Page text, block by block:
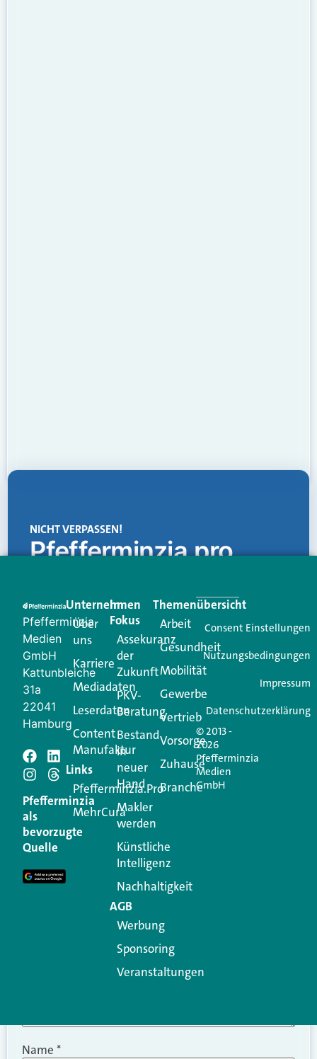
NICHT VERPASSEN!
Pfefferminzia.pro
Creator für Ihre Kundenkommunikation. Alles, was
Ihren Vertriebsalltag leichter macht. Mit nur einem
Login.
Jetzt anmelden
Schreiben Sie einen
Kommentar
Ihre E-Mail-Adresse wird nicht veröffentlicht.
Erforderliche Felder sind mit
Kommentar
Name *
Pfefferminzia
Medien
GmbH
Kattunbleiche
31a
22041
Hamburg
Pfefferminzia
als
bevorzugte
Quelle
Unternehmen
Über
uns
Karriere
Mediadaten
Leserdaten
Content
Manufaktur
Links
Pfefferminzia.Pro
MehrCura
Im
Fokus
Assekuranz
der
Zukunft
PKV-
Beratung
Bestand
in
neuer
Hand
Makler
werden
Künstliche
Intelligenz
Nachhaltigkeit
AGB
Werbung
Sponsoring
Veranstaltungen
Themenübersicht
Arbeit
Gesundheit
Mobilität
Gewerbe
Vertrieb
Vorsorge
Zuhause
Branche
© 2013 -
2026
Pfefferminzia
Medien
GmbH
Consent Einstellungen
Nutzungsbedingungen
Impressum
Datenschutzerklärung